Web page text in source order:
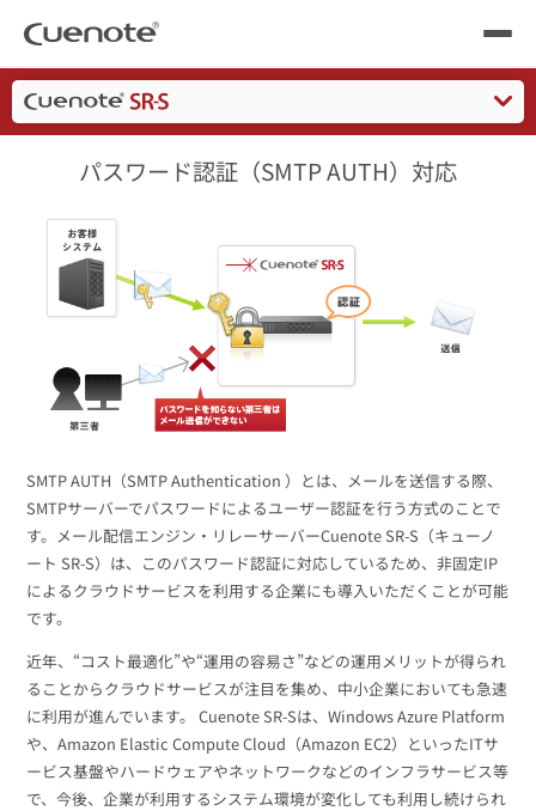
製品
メール配信システム
メールリレーサーバー
kintone（キントーン）メール配信
認証サービス
Webプッシュ通知サービス
アンケートシステム・フォーム
活用シーン
活用シーン
会員獲得／ニーズ把握
コストを抑える
組織的に管理
システム連携・効率化
セキュリティ対策
導入事例
サポート
セミナー
ブログ・各種資料
ブログ・各種資料 トップ
マーケティングブログ
資料ダウンロード
メール配信用語集
資料請求・お問い合わせ
無料トライアル
（平日 10:00〜18:00）
DR（ディザスタリカバリ）
機能一覧
よくある質問
Cuenote メールリレーサーバー 機能一覧 パスワード認証（
パスワード認証（SMTP AUTH）対応
SMTP AUTH（SMTP Authentication ）とは、メールを送信する際、
SMTPサーバーでパスワードによるユーザー認証を行う方式のことで
す。メール配信エンジン・リレーサーバーCuenote SR-S（キューノ
ート SR-S）は、このパスワード認証に対応しているため、非固定IP
によるクラウドサービスを利用する企業にも導入いただくことが可能
です。
近年、“コスト最適化”や“運用の容易さ”などの運用メリットが得られ
ることからクラウドサービスが注目を集め、中小企業においても急速
に利用が進んでいます。 Cuenote SR-Sは、Windows Azure Platform
や、Amazon Elastic Compute Cloud（Amazon EC2）といったITサ
ービス基盤やハードウェアやネットワークなどのインフラサービス等
で、今後、企業が利用するシステム環境が変化しても利用し続けられ